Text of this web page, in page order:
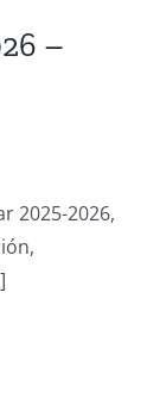
–
2025-2026,